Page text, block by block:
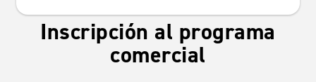
Inscripción al programa
comercial